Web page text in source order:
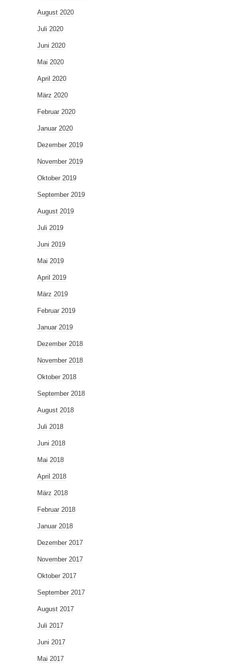
August 2020
Juli 2020
Juni 2020
Mai 2020
April 2020
März 2020
Februar 2020
Januar 2020
Dezember 2019
November 2019
Oktober 2019
September 2019
August 2019
Juli 2019
Juni 2019
Mai 2019
April 2019
März 2019
Februar 2019
Januar 2019
Dezember 2018
November 2018
Oktober 2018
September 2018
August 2018
Juli 2018
Juni 2018
Mai 2018
April 2018
März 2018
Februar 2018
Januar 2018
Dezember 2017
November 2017
Oktober 2017
September 2017
August 2017
Juli 2017
Juni 2017
Mai 2017